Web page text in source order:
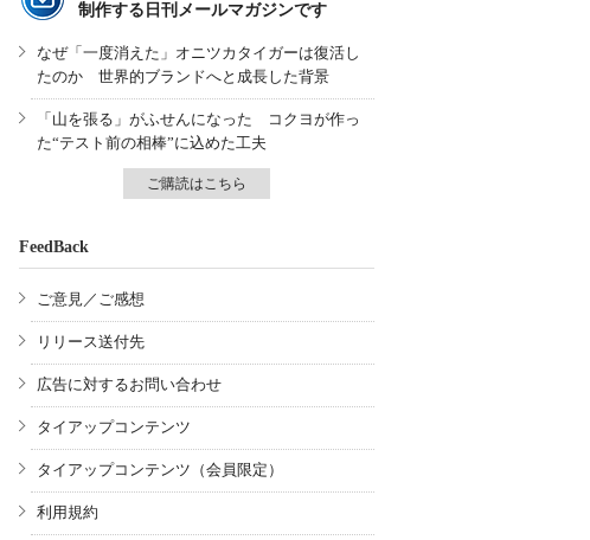
制作する日刊メールマガジンです
なぜ「一度消えた」オニツカタイガーは復活し
たのか 世界的ブランドへと成長した背景
「山を張る」がふせんになった コクヨが作っ
た“テスト前の相棒”に込めた工夫
ご購読はこちら
FeedBack
ご意見／ご感想
リリース送付先
広告に対するお問い合わせ
タイアップコンテンツ
タイアップコンテンツ（会員限定）
利用規約